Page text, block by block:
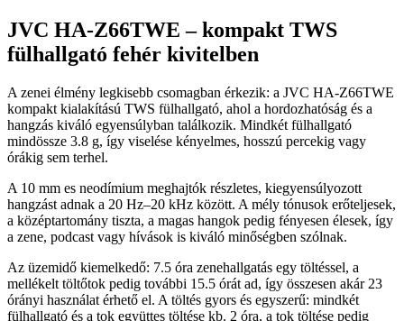
JVC HA-Z66TWE – kompakt TWS
fülhallgató fehér kivitelben
A zenei élmény legkisebb csomagban érkezik: a JVC HA-Z66TWE
kompakt kialakítású TWS fülhallgató, ahol a hordozhatóság és a
hangzás kiváló egyensúlyban találkozik. Mindkét fülhallgató
mindössze 3.8 g, így viselése kényelmes, hosszú percekig vagy
órákig sem terhel.
A 10 mm es neodímium meghajtók részletes, kiegyensúlyozott
hangzást adnak a 20 Hz–20 kHz között. A mély tónusok erőteljesek,
a középtartomány tiszta, a magas hangok pedig fényesen élesek, így
a zene, podcast vagy hívások is kiváló minőségben szólnak.
Az üzemidő kiemelkedő: 7.5 óra zenehallgatás egy töltéssel, a
mellékelt töltőtok pedig további 15.5 órát ad, így összesen akár 23
órányi használat érhető el. A töltés gyors és egyszerű: mindkét
fülhallgató és a tok együttes töltése kb. 2 óra, a tok töltése pedig